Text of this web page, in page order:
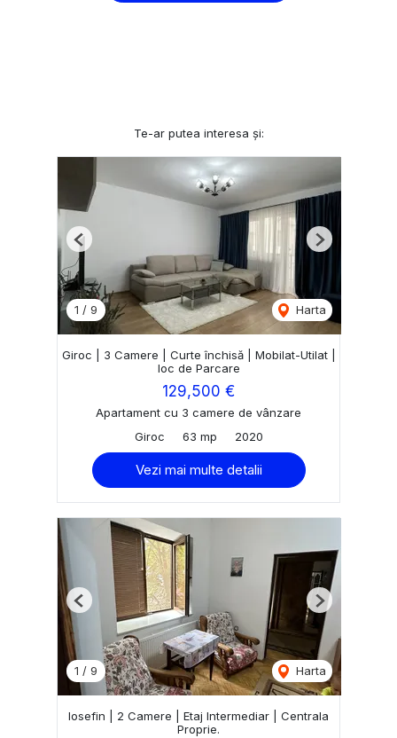
Te-ar putea interesa și:
1 / 9 Harta
Previous Next
Giroc | 3 Camere | Curte închisă | Mobilat-Utilat |
loc de Parcare
129,500 €
Apartament cu 3 camere de vânzare
Giroc
63 mp 2020
Vezi mai multe detalii
1 / 9 Harta
Previous Next
Iosefin | 2 Camere | Etaj Intermediar | Centrala
Proprie.